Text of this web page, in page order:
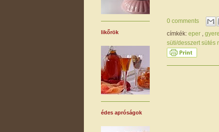
0 comments
címkék: eper
süti/desszert sütés
likőrök
édes apróságok